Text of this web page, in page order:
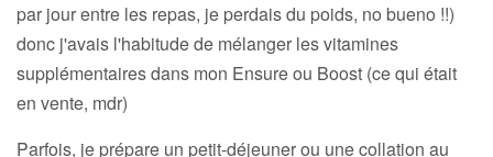
par jour entre les repas, je perdais du poids, no bueno !!)
donc j'avais l'habitude de mélanger les vitamines
supplémentaires dans mon Ensure ou Boost (ce qui était
en vente, mdr)
Parfois, je prépare un petit-déjeuner ou une collation au